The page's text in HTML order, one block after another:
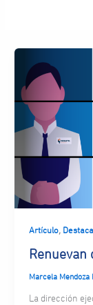
Artículo,
Marcela Mendoza
La dirección